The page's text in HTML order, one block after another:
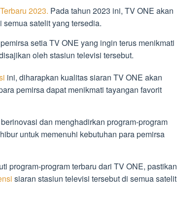
2023. Pada tahun 2023 ini, TV ONE akan
semua satelit yang tersedia.
setia TV ONE yang ingin terus menikmati
oleh stasiun televisi tersebut.
ini, diharapkan kualitas siaran TV ONE akan
pemirsa dapat menikmati tayangan favorit
dan menghadirkan program-program
untuk memenuhi kebutuhan para pemirsa
program-program terbaru dari TV ONE, pastikan
siaran stasiun televisi tersebut di semua satelit